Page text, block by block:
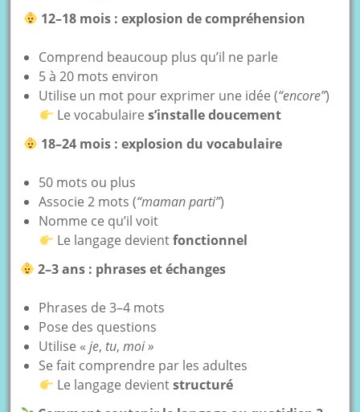
12–18 mois : explosion de compréhension
Comprend beaucoup plus qu’il ne parle
5 à 20 mots environ
Utilise un mot pour exprimer une idée (“encore”)
Le vocabulaire s’installe doucement
18–24 mois : explosion du vocabulaire
50 mots ou plus
Associe 2 mots (“maman parti”)
Nomme ce qu’il voit
Le langage devientfonctionnel
2–3 ans : phrases et échanges
Phrases de 3–4 mots
Pose des questions
Utilise «je, tu,moi »
Se fait comprendre par les adultes
Le langage devientstructuré